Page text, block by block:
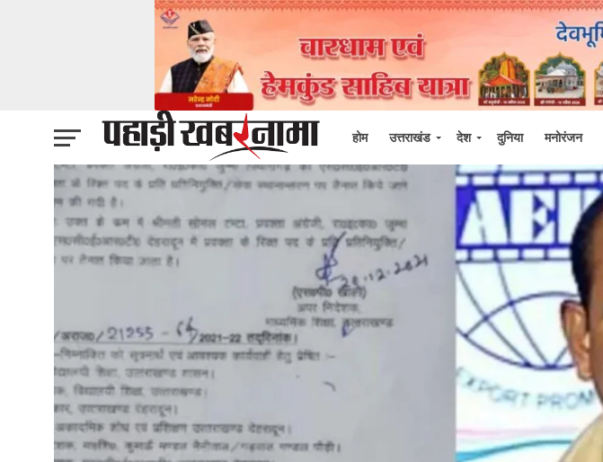
होम उत्तराखंड देश दुनिया मनोरंजन